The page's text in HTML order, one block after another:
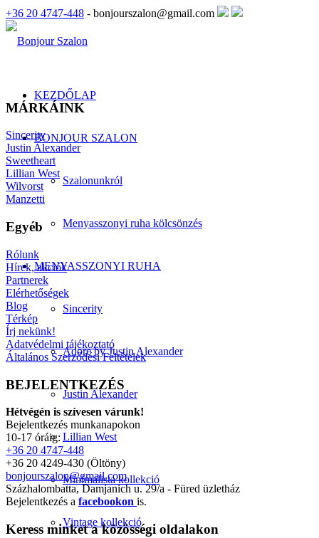
+36 20 4747-448 - bonjourszalon@gmail.com
KEZDŐLAP
BONJOUR SZALON
Szalonunkról
Menyasszonyi ruha kölcsönzés
MENYASSZONYI RUHA
Sincerity
Adore by Justin Alexander
Justin Alexander
Lillian West
Minimalista kollekció
Vintage kollekció
MÁRKÁINK
Sincerity
Justin Alexander
Sweetheart
Lillian West
Wilvorst
Manzetti
Egyéb
Rólunk
Hírek, akciók
Partnerek
Elérhetőségek
Blog
Térkép
Írj nekünk!
Adatvédelmi tájékoztató
Általános Szerződési Feltételek
BEJELENTKEZÉS
Hétvégén is szívesen várunk!
Bejelentkezés munkanapokon
10-17 óráig:
+36 20 4747-448
+36 20 4249-430 (Öltöny)
bonjourszalon@gmail.com
Százhalombatta, Damjanich u. 29/a - Füred üzletház
Bejelentkezés a facebookon is.
Keress minket a közösségi oldalakon